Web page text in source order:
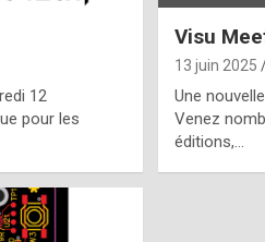
12
pour les
Visu
13 juin 2025
Une
Venez
éditions,…